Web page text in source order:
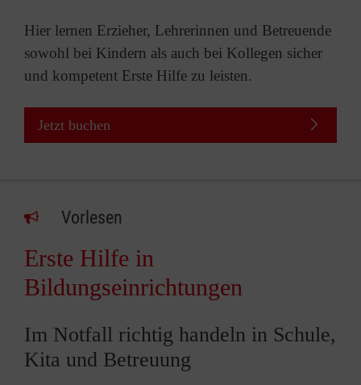
Hier lernen Erzieher, Lehrerinnen und Betreuende
sowohl bei Kindern als auch bei Kollegen sicher
und kompetent Erste Hilfe zu leisten.
Jetzt buchen
Vorlesen
Erste Hilfe in
Bildungseinrichtungen
Im Notfall richtig handeln in Schule,
Kita und Betreuung